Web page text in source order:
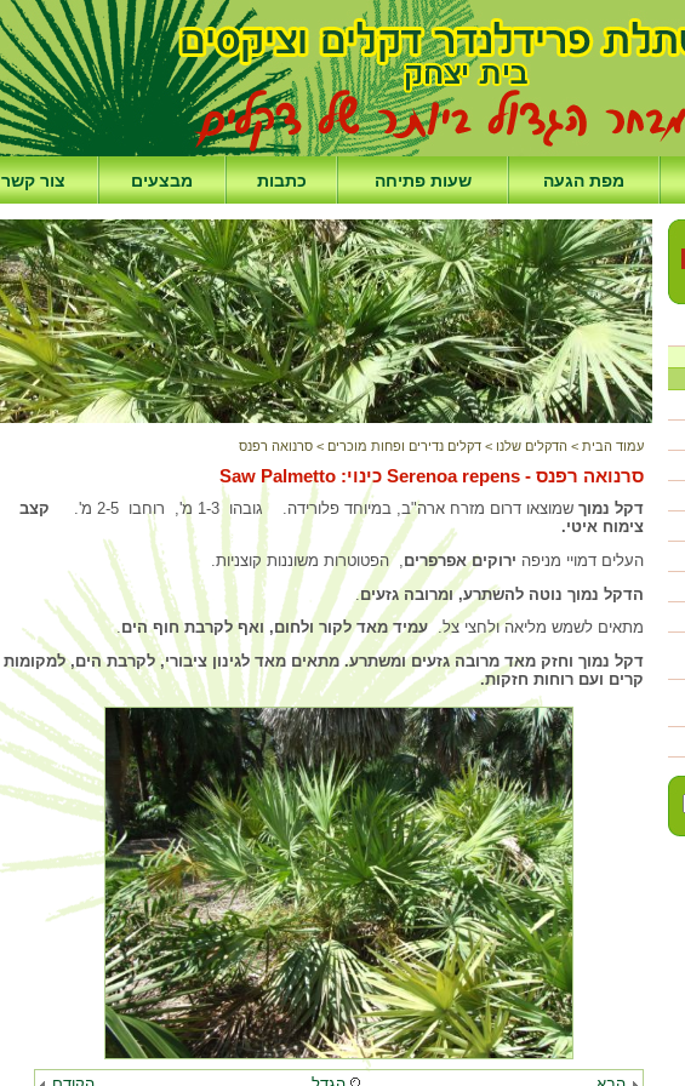
מפת הגעה שעות פתיחה כתבות מבצעים צור קשר
עמוד הבית > הדקלים שלנו > דקלים נדירים ופחות מוכרים > סרנואה רפנס
סרנואה רפנס - Serenoa repens כינוי: Saw Palmetto
דקל נמוך שמוצאו דרום מזרח ארה"ב, במיוחד פלורידה. גובהו 1-3 מ', רוחבו 2-5 מ'.
קצב
צימוח איטי.
העלים דמויי מניפה ירוקים אפרפרים , הפטוטרות משוננות קוצניות.
הדקל נמוך נוטה להשתרע, ומרובה גזעים.
מתאים לשמש מליאה ולחצי צל.עמיד מאד לקור ולחום, ואף לקרבת חוף הים.
דקל נמוך וחזק מאד מרובה גזעים ומשתרע. מתאים מאד לגינון ציבורי, לקרבת הים, למקומות
קרים ועם רוחות חזקות.